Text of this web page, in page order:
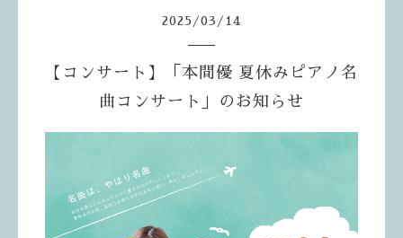
2025 /03 / 14
【コンサート】「本間優 夏休みピアノ名
曲コンサート」のお知らせ